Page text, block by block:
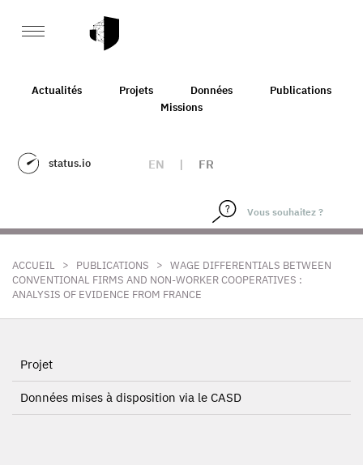
Actualités Projets Données
Publications
Missions
status.io EN | FR
ACCUEIL > PUBLICATIONS > WAGE DIFFERENTIALS BETWEEN
CONVENTIONAL FIRMS AND NON-WORKER COOPERATIVES :
ANALYSIS OF EVIDENCE FROM FRANCE
Projet
Données mises à disposition via le CASD